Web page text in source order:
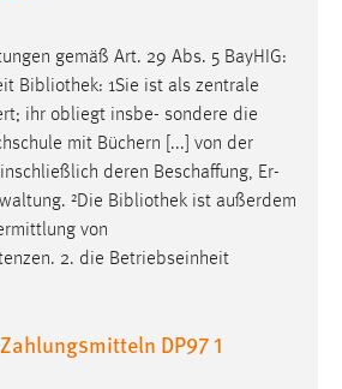
gemäß Art. 29 Abs. 5 BayHIG:
Bibliothek: 1Sie ist als zentrale
ihr obliegt insbe- sondere die
mit Büchern [...] von der
deren Beschaffung, Er-
²Die Bibliothek ist außerdem
von
2. die Betriebseinheit
DP97 1